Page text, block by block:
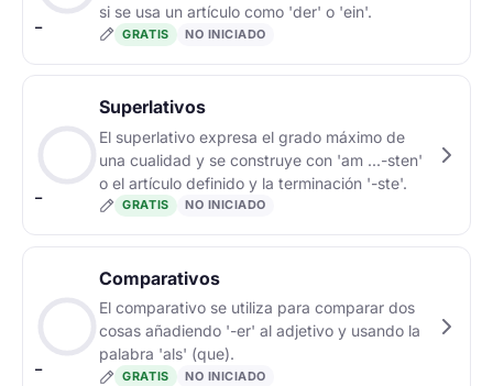
si se usa un artículo como 'der' o 'ein'.
GRATIS NO INICIADO
–
Superlativos
El superlativo expresa el grado máximo de
una cualidad y se construye con 'am ...-sten'
o el artículo definido y la terminación '-ste'.
GRATIS NO INICIADO
–
Comparativos
El comparativo se utiliza para comparar dos
cosas añadiendo '-er' al adjetivo y usando la
palabra 'als' (que).
GRATIS NO INICIADO
–